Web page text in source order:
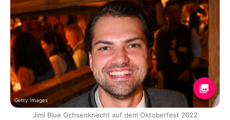
Getty Images
Jimi Blue Ochsenknecht auf dem Oktoberfest 2022